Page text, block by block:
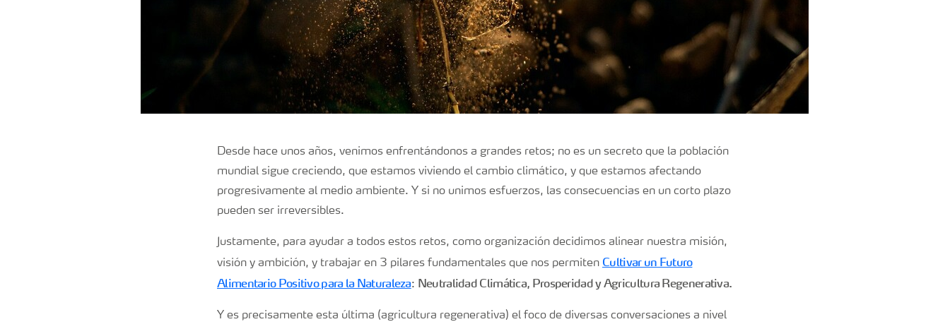
Desde hace unos años, venimos enfrentándonos a grandes retos; no es un secreto que la población
mundial sigue creciendo, que estamos viviendo el cambio climático, y que estamos afectando
progresivamente al medio ambiente. Y si no unimos esfuerzos, las consecuencias en un corto plazo
pueden ser irreversibles.
Justamente, para ayudar a todos estos retos, como organización decidimos alinear nuestra misión,
visión y ambición, y trabajar en 3 pilares fundamentales que nos permiten Cultivar un Futuro
Alimentario Positivo para la Naturaleza: Neutralidad Climática, Prosperidad y Agricultura Regenerativa.
Y es precisamente esta última (agricultura regenerativa) el foco de diversas conversaciones a nivel